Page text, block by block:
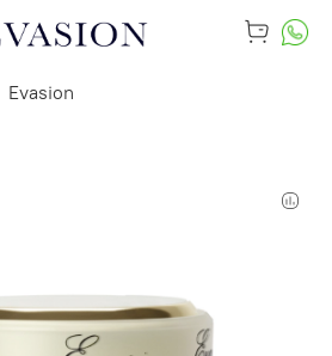
Evasion